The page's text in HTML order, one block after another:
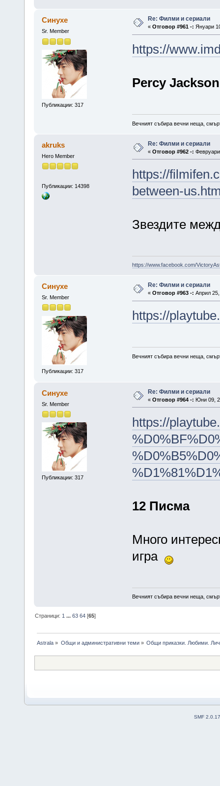
Синухе
Sr. Member
Публикации: 317
Re: Филми и сериали
« Отговор #961 -: Януари
https://
Percy
Вечният събира вечни неща,
akruks
Hero Member
Публикации: 14398
Re: Филми и сериали
« Отговор #962 -:
https://
between-
Звездите
https://www.facebook.com/
Синухе
Sr. Member
Публикации: 317
Re: Филми и сериали
« Отговор #963 -: Април
https://
Вечният събира вечни неща,
Синухе
Sr. Member
Публикации: 317
Re: Филми и сериали
« Отговор #964 -: Юни 09,
https://
12 Писма
Много
игра
Вечният събира вечни неща,
Страници: 1 ...63 64 [65]
Astrala » Общи и административни теми» Общи приказки. Любими.
SMF 2.0.17